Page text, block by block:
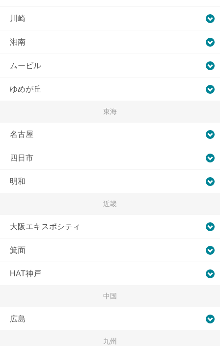
川崎
湘南
ムービル
ゆめが丘
東海
名古屋
四日市
明和
近畿
大阪エキスポシティ
箕面
HAT神戸
中国
広島
九州